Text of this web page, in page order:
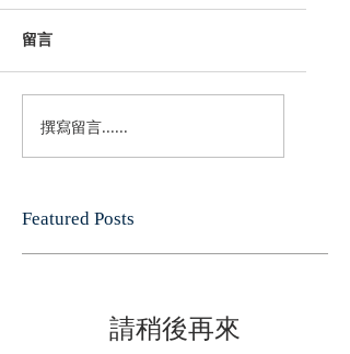
留言
撰寫留言......
Featured Posts
請稍後再來